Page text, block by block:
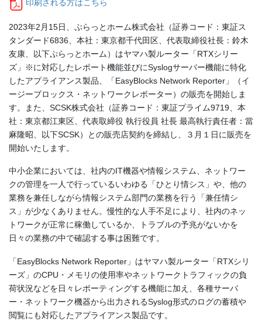
印刷される方はこちら
2023年2月15日、ぷらっとホーム株式会社（証券コード：東証ス
タンダード6836、本社：東京都千代田区、代表取締役社長：鈴木
友康、以下ぷらっとホーム）はヤマハ製ルーター「RTXシリー
ズ」※に対応したレポート機能並びにSyslogサーバー機能に特化
したアプライアンス製品、「EasyBlocks Network Reporter」（イ
ージーブロックス・ネットワークレポーター）の販売を開始しま
す。また、SCSK株式会社（証券コード：東証プライム9719、本
社：東京都江東区、代表取締役 執行役員 社長 最高執行責任者：當
麻隆昭、以下SCSK）との販売店契約を締結し、３月１日に販売を
開始いたします。
中小企業においては、社内のIT機器や情報システム、ネットワー
クの管理を一人で行っているいわゆる「ひとり情シス」や、他の
業務を兼任しながら情報システム部門の業務を行う「兼任情シ
ス」が少なくありません。慢性的な人手不足により、社内のネッ
トワークが正常に稼働しているか、トラブルの予兆がないかを
日々の業務の中で確認する事は困難です。
「EasyBlocks Network Reporter」はヤマハ製ルーター「RTXシリ
ーズ」のCPU・メモリの使用率やネットワークトラフィックの負
荷状況などを日々レポーティングする機能に加え、各種サーバ
ー・ネットワーク機器から出力されるSyslog形式のログの蓄積や
閲覧にも対応したアプライアンス製品です。